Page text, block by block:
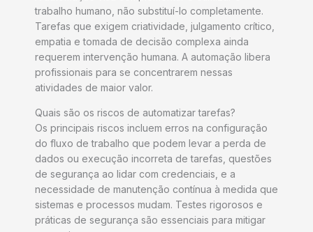
trabalho humano, não substituí-lo completamente.
Tarefas que exigem criatividade, julgamento crítico,
empatia e tomada de decisão complexa ainda
requerem intervenção humana. A automação libera
profissionais para se concentrarem nessas
atividades de maior valor.
Quais são os riscos de automatizar tarefas?
Os principais riscos incluem erros na configuração
do fluxo de trabalho que podem levar a perda de
dados ou execução incorreta de tarefas, questões
de segurança ao lidar com credenciais, e a
necessidade de manutenção contínua à medida que
sistemas e processos mudam. Testes rigorosos e
práticas de segurança são essenciais para mitigar